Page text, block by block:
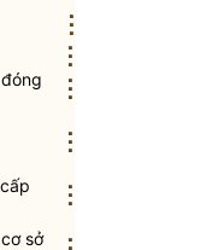
sở
⋮
⋮
⋮
⋮
⋮